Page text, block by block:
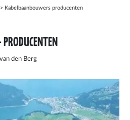
Kabelbaanbouwers producenten
den Berg